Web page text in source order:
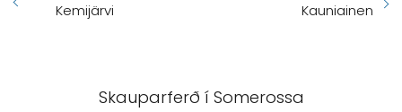
Kemijärvi
Kauniainen
Skauparferð í Somerossa